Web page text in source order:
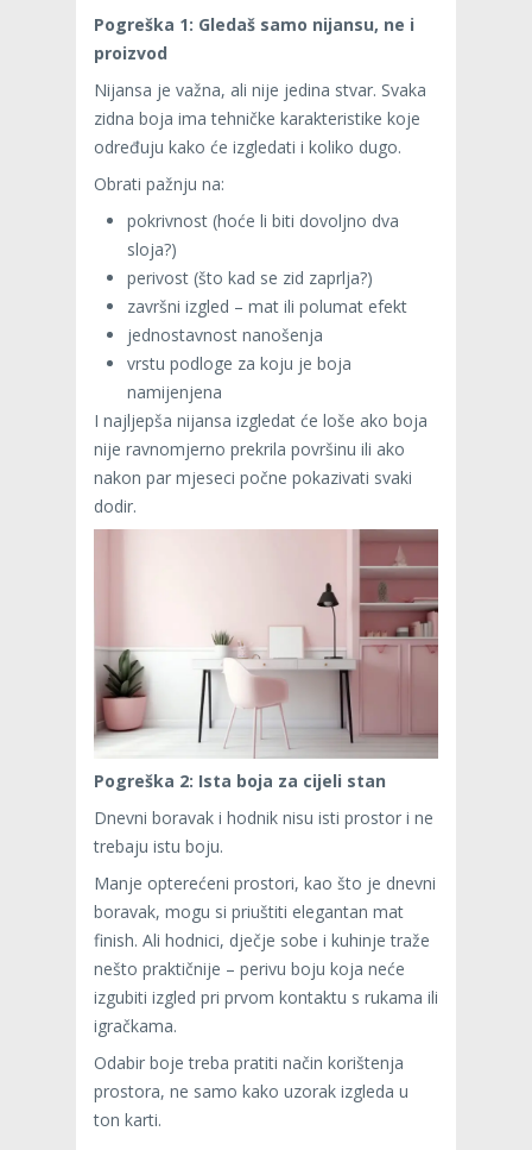
Pogreška 1: Gledaš samo nijansu, ne i
proizvod
Nijansa je važna, ali nije jedina stvar. Svaka
zidna boja ima tehničke karakteristike koje
određuju kako će izgledati i koliko dugo.
Obrati pažnju na:
pokrivnost (hoće li biti dovoljno dva
sloja?)
perivost (što kad se zid zaprlja?)
završni izgled – mat ili polumat efekt
jednostavnost nanošenja
vrstu podloge za koju je boja
namijenjena
I najljepša nijansa izgledat će loše ako boja
nije ravnomjerno prekrila površinu ili ako
nakon par mjeseci počne pokazivati svaki
dodir.
Pogreška 2: Ista boja za cijeli stan
Dnevni boravak i hodnik nisu isti prostor i ne
trebaju istu boju.
Manje opterećeni prostori, kao što je dnevni
boravak, mogu si priuštiti elegantan mat
finish. Ali hodnici, dječje sobe i kuhinje traže
nešto praktičnije – perivu boju koja neće
izgubiti izgled pri prvom kontaktu s rukama ili
igračkama.
Odabir boje treba pratiti način korištenja
prostora, ne samo kako uzorak izgleda u
ton karti.